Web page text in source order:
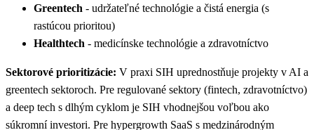
Greentech - udržateľné technológie a čistá energia (s
rastúcou prioritou)
Healthtech - medicínske technológie a zdravotníctvo
Sektorové prioritizácie: V praxi SIH uprednostňuje projekty v AI a
greentech sektoroch. Pre regulované sektory (fintech, zdravotníctvo)
a deep tech s dlhým cyklom je SIH vhodnejšou voľbou ako
súkromní investori. Pre hypergrowth SaaS s medzinárodným